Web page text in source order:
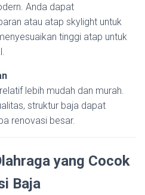
Anda dapat
atau atap skylight untuk
tinggi atap untuk
lebih mudah dan murah.
struktur baja dapat
renovasi besar.
yang Cocok
Baja